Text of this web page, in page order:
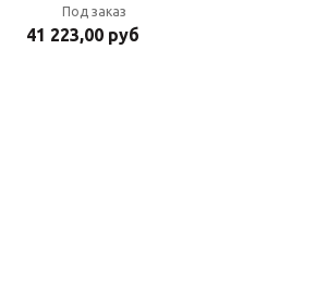
Под заказ
41 223,00 руб